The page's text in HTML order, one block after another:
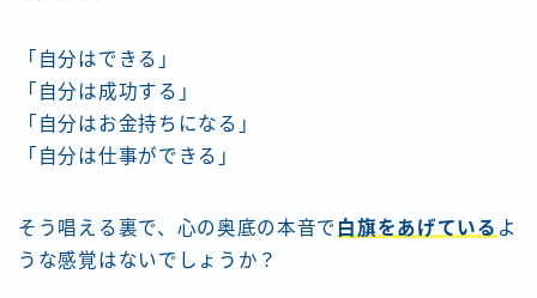
「自分はできる」
「自分は成功する」
「自分はお金持ちになる」
「自分は仕事ができる」
そう唱える裏で、心の奥底の本音で 白旗をあげている よ
うな感覚はないでしょうか？